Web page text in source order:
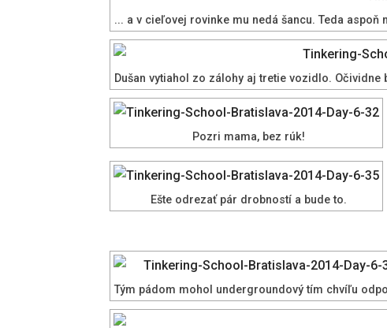
... a v cieľovej rovinke mu nedá šancu. Teda
Dušan vytiahol zo zálohy aj tretie vozidlo.
Pozri mama, bez rúk!
Ešte odrezať pár drobností a bude to.
Tým pádom mohol undergroundový tím chvíľu